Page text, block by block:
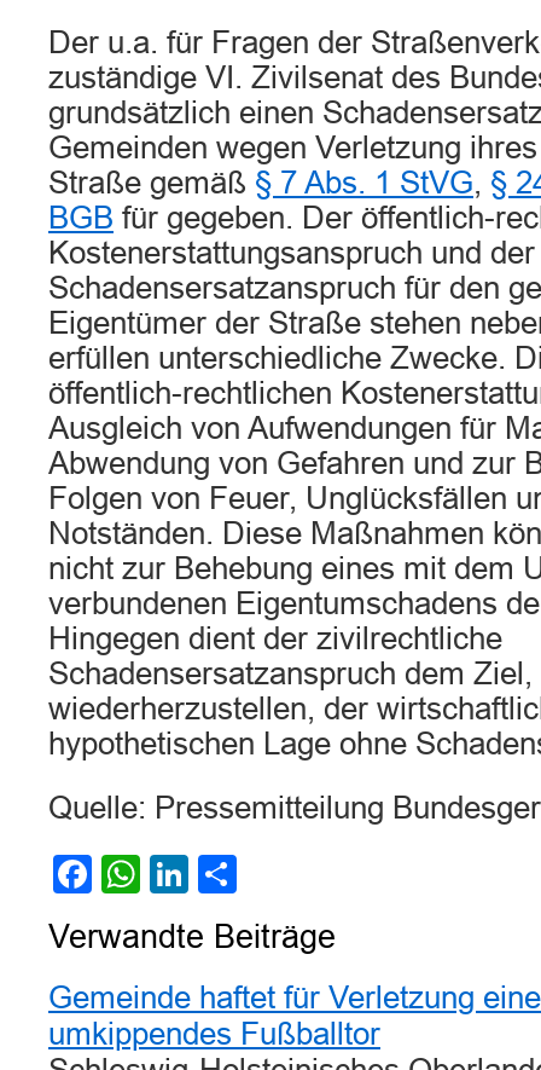
Der u.a. für Fragen der
zuständige VI. Zivilsenat des
grundsätzlich einen
Gemeinden wegen Verletzung
Straße gemäß § 7 Abs. 1 StVG, §
BGB für gegeben. Der öffentlich-
Kostenerstattungsanspruch und
Schadensersatzanspruch für den
Eigentümer der Straße stehen
erfüllen unterschiedliche Zwecke.
öffentlich-rechtlichen
Ausgleich von Aufwendungen für
Abwendung von Gefahren und zur
Folgen von Feuer, Unglücksfällen
Notständen. Diese Maßnahmen
nicht zur Behebung eines mit dem
verbundenen Eigentumschadens
Hingegen dient der zivilrechtliche
Schadensersatzanspruch dem
wiederherzustellen, der
hypothetischen Lage ohne
Quelle: Pressemitteilung
Facebook
WhatsApp
LinkedIn
Verwandte Beiträge
Gemeinde haftet für Verletzung
umkippendes Fußballtor